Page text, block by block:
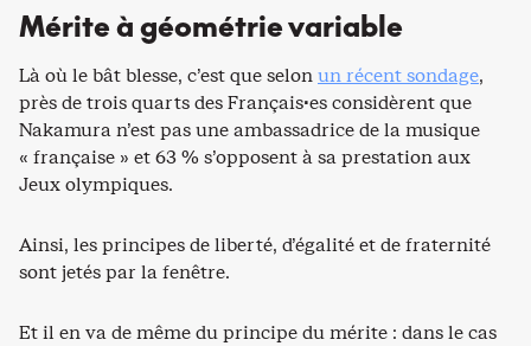
Mérite à géométrie variable
Là où le bât blesse, c’est que selonun récent sondage,
près de trois quarts des Français·es considèrent que
Nakamura n’est pas une ambassadrice de la musique
« française » et 63 % s’opposent à sa prestation aux
Jeux olympiques.
Ainsi, les principes de liberté, d’égalité et de fraternité
sont jetés par la fenêtre.
Et il en va de même du principe du mérite : dans le cas